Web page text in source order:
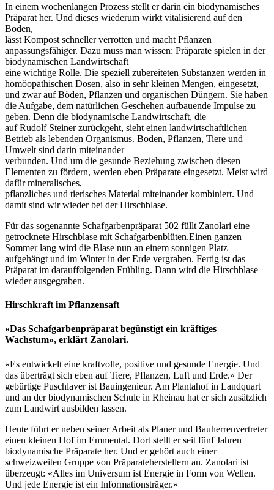
In einem wochenlangen Prozess stellt er darin ein biodynamisches
Präparat her. Und dieses wiederum wirkt vitalisierend auf den
Boden,
lässt Kompost schneller verrotten und macht Pflanzen
anpassungsfähiger. Dazu muss man wissen: Präparate spielen in der
biodynamischen Landwirtschaft
eine wichtige Rolle. Die speziell zubereiteten Substanzen werden in
homöopathischen Dosen, also in sehr kleinen Mengen, eingesetzt,
und zwar auf Böden, Pflanzen und organischen Düngern. Sie haben
die Aufgabe, dem natürlichen Geschehen aufbauende Impulse zu
geben. Denn die biodynamische Landwirtschaft, die
auf Rudolf Steiner zurückgeht, sieht einen landwirtschaftlichen
Betrieb als lebenden Organismus. Boden, Pflanzen, Tiere und
Umwelt sind darin miteinander
verbunden. Und um die gesunde Beziehung zwischen diesen
Elementen zu fördern, werden eben Präparate eingesetzt. Meist wird
dafür mineralisches,
pflanzliches und tierisches Material miteinander kombiniert. Und
damit sind wir wieder bei der Hirschblase.
Für das sogenannte Schafgarbenpräparat 502 füllt Zanolari eine
getrocknete Hirschblase mit Schafgarbenblüten.Einen ganzen
Sommer lang wird die Blase nun an einem sonnigen Platz
aufgehängt und im Winter in der Erde vergraben. Fertig ist das
Präparat im darauffolgenden Frühling. Dann wird die Hirschblase
wieder ausgegraben.
Hirschkraft im Pflanzensaft
«Das Schafgarbenpräparat begünstigt ein kräftiges
Wachstum», erklärt Zanolari.
«Es entwickelt eine kraftvolle, positive und gesunde Energie. Und
das überträgt sich eben auf Tiere, Pflanzen, Luft und Erde.» Der
gebürtige Puschlaver ist Bauingenieur. Am Plantahof in Landquart
und an der biodynamischen Schule in Rheinau hat er sich zusätzlich
zum Landwirt ausbilden lassen.
Heute führt er neben seiner Arbeit als Planer und Bauherrenvertreter
einen kleinen Hof im Emmental. Dort stellt er seit fünf Jahren
biodynamische Präparate her. Und er gehört auch einer
schweizweiten Gruppe von Präparateherstellern an. Zanolari ist
überzeugt: «Alles im Universum ist Energie in Form von Wellen.
Und jede Energie ist ein Informationsträger.»